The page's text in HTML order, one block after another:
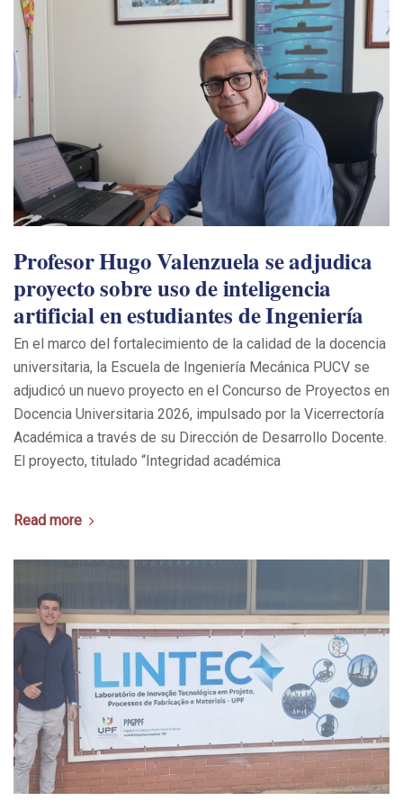
Profesor Hugo Valenzuela se adjudica
proyecto sobre uso de inteligencia
artificial en estudiantes de Ingeniería
En el marco del fortalecimiento de la calidad de la docencia
universitaria, la Escuela de Ingeniería Mecánica PUCV se
adjudicó un nuevo proyecto en el Concurso de Proyectos en
Docencia Universitaria 2026, impulsado por la Vicerrectoría
Académica a través de su Dirección de Desarrollo Docente.
El proyecto, titulado “Integridad académica
Read more